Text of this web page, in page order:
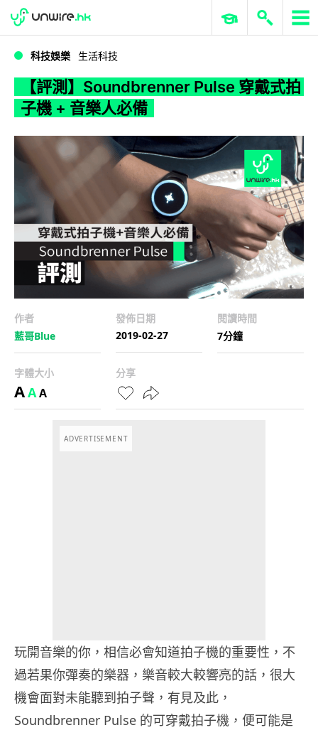
WWDC 2026 ERP 與商業 AI
科技娛樂 生活科技
【評測】Soundbrenner Pulse 穿戴式拍
子機 + 音樂人必備
作者
藍哥Blue
發佈日期
2019-02-27
閱讀時間
7分鐘
字體大小
AAA
分享
ADVERTISEMENT
玩開音樂的你，相信必會知道拍子機的重要性，不
過若果你彈奏的樂器，樂音較大較響亮的話，很大
機會面對未能聽到拍子聲，有見及此，
Soundbrenner Pulse 的可穿戴拍子機，便可能是